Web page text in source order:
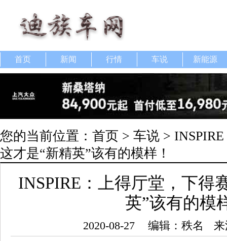
首页 新闻 行情 车说 新能源
您的当前位置： 首页 > 车说 >
这才是“新精英”该有的模样！
INSPIRE：上得厅堂，下得
英”该有的模
2020-08-27 编辑：秩名